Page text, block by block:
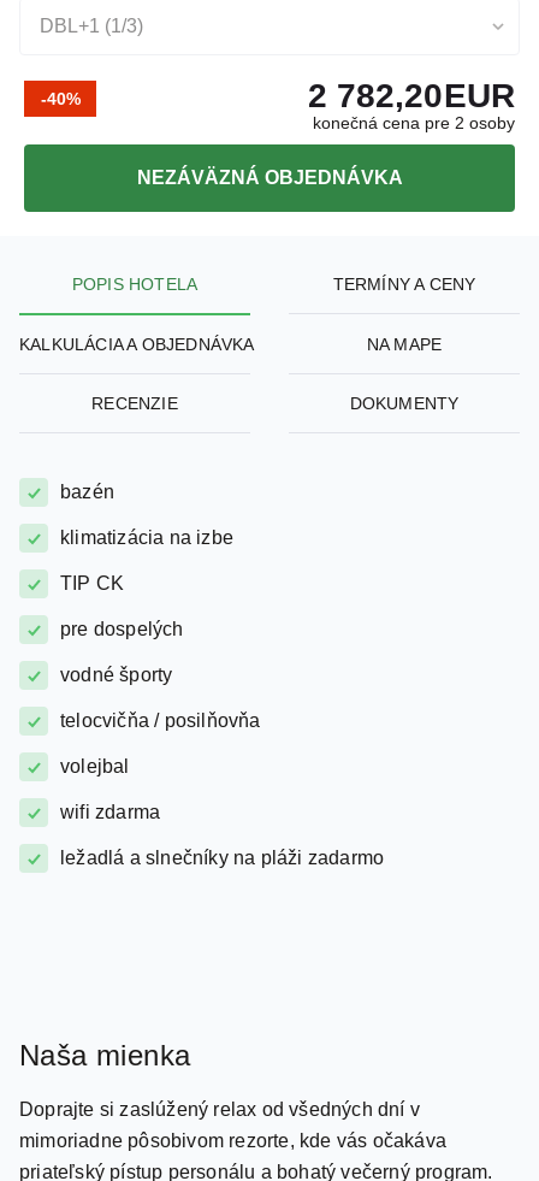
NEZÁVÄZNÁ OBJEDNÁVKA
KALKULÁCIA A OBJEDNÁVKA NA MAPE
RECENZIE DOKUMENTY
klimatizácia na izbe
TIP CK
pre dospelých
vodné športy
telocvičňa / posilňovňa
volejbal
wifi zdarma
ležadlá a slnečníky na pláži zadarmo
Doprajte si zaslúžený relax od všedných dní v
priateľský pístup personálu a bohatý večerný program.
Oddýchnite si vo wellness centre a nechajte sa